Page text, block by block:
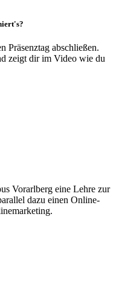
Präsenztag abschließen.
zeigt dir im Video wie du
Vorarlberg eine Lehre zur
dazu einen Online-